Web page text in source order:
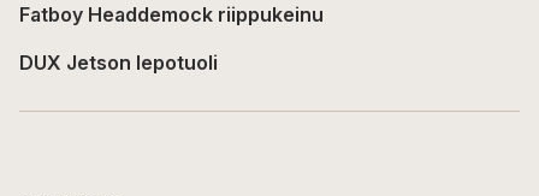
Fatboy Headdemock riippukeinu
DUX Jetson lepotuoli